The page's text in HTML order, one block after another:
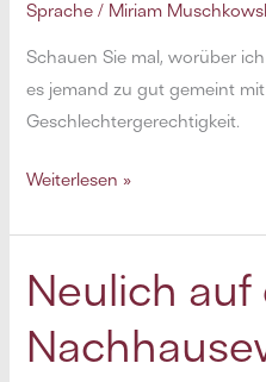
Sprache / Miriam
Schauen Sie mal, worüber
es jemand zu gut gemeint
Geschlechtergerechtigkeit.
Männer
Frauen
leiten
mehr
Weiterlesen »
Neulich auf